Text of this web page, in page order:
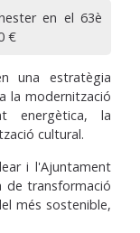
en el 63è
€
una estratègia
la modernització
energètica, la
cultural.
i l'Ajuntament
de transformació
més sostenible,